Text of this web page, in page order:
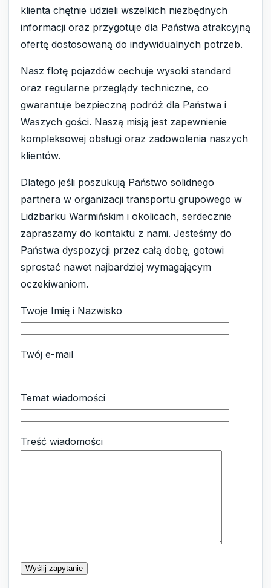
klienta chętnie udzieli wszelkich niezbędnych
informacji oraz przygotuje dla Państwa atrakcyjną
ofertę dostosowaną do indywidualnych potrzeb.
Nasz flotę pojazdów cechuje wysoki standard
oraz regularne przeglądy techniczne, co
gwarantuje bezpieczną podróż dla Państwa i
Waszych gości. Naszą misją jest zapewnienie
kompleksowej obsługi oraz zadowolenia naszych
klientów.
Dlatego jeśli poszukują Państwo solidnego
partnera w organizacji transportu grupowego w
Lidzbarku Warmińskim i okolicach, serdecznie
zapraszamy do kontaktu z nami. Jesteśmy do
Państwa dyspozycji przez całą dobę, gotowi
sprostać nawet najbardziej wymagającym
oczekiwaniom.
Twoje Imię i Nazwisko
Twój e-mail
Temat wiadomości
Treść wiadomości